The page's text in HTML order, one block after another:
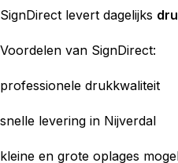
SignDirect levert dagelijks
Voordelen van SignDirect:
professionele drukkwaliteit
snelle levering in Nijverdal
kleine en grote oplages